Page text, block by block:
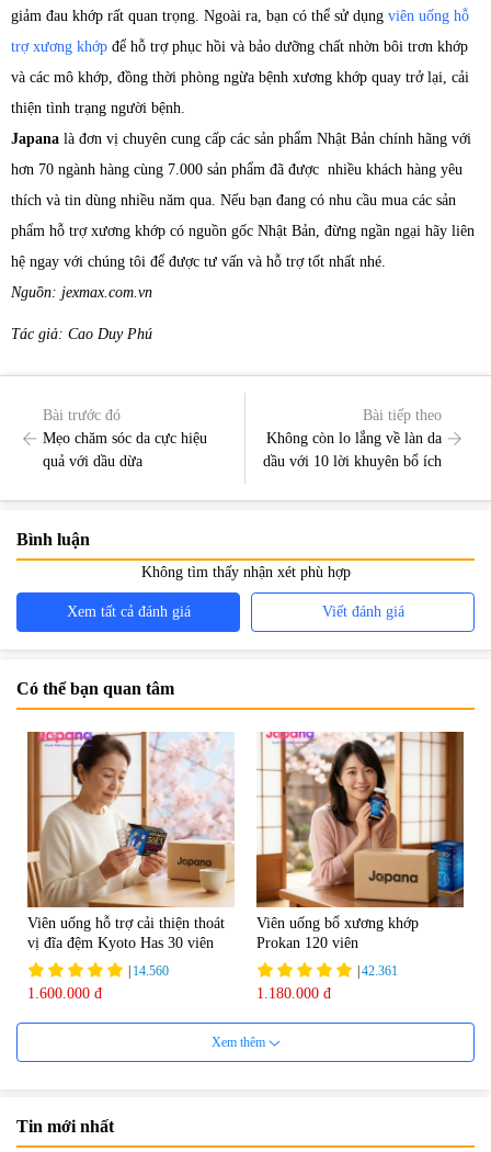
giảm đau khớp rất quan trọng. Ngoài ra, bạn có thể sử dụng viên uống hỗ
trợ xương khớp để hỗ trợ phục hồi và bảo dưỡng chất nhờn bôi trơn khớp
và các mô khớp, đồng thời phòng ngừa bệnh xương khớp quay trở lại, cải
thiện tình trạng người bệnh.
Japana là đơn vị chuyên cung cấp các sản phẩm Nhật Bản chính hãng với
hơn 70 ngành hàng cùng 7.000 sản phẩm đã được nhiều khách hàng yêu
thích và tin dùng nhiều năm qua. Nếu bạn đang có nhu cầu mua các sản
phẩm hỗ trợ xương khớp có nguồn gốc Nhật Bản, đừng ngần ngại hãy liên
hệ ngay với chúng tôi để được tư vấn và hỗ trợ tốt nhất nhé.
Nguồn: jexmax.com.vn
Tác giả: Cao Duy Phú
Bài trước đó
Mẹo chăm sóc da cực hiệu
quả với dầu dừa
Bài tiếp theo
Không còn lo lắng về làn da
dầu với 10 lời khuyên bổ ích
Bình luận
Không tìm thấy nhận xét phù hợp
Xem tất cả đánh giá Viết đánh giá
Có thể bạn quan tâm
Viên uống hỗ trợ cải thiện thoát
vị đĩa đệm Kyoto Has 30 viên
| 14.560
1.600.000 đ
Viên uống bổ xương khớp
Prokan 120 viên
|42.361
1.180.000 đ
Xem thêm
Tin mới nhất